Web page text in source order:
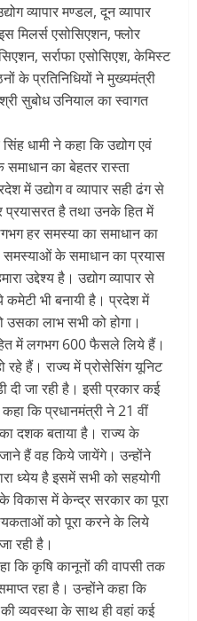
व्यापार मण्डल, दून व्यापार
मिलर्स एसोसिएशन, फ्लोर
सर्राफा एसोसिएश, केमिस्ट
के प्रतिनिधियों ने मुख्यमंत्री
सुबोध उनियाल का स्वागत
धामी ने कहा कि उद्योग एवं
का बेहतर रास्ता
में उद्योग व व्यापार सही ढंग से
है तथा उनके हित में
हर समस्या का समाधान का
समस्याओं के समाधान का प्रयास
उद्देश्य है। उद्योग व्यापार से
भी बनायी है। प्रदेश में
उसका लाभ सभी को होगा।
में लगभग 600 फैसले लिये हैं।
रहे हैं। राज्य में प्रोसेसिंग यूनिट
दी जा रही है। इसी प्रकार कई
कि प्रधानमंत्री ने 21 वीं
दशक बताया है। राज्य के
हैं वह किये जायेंगे। उन्होंने
ध्येय है इसमें सभी को सहयोगी
के विकास में केन्द्र सरकार का पूरा
को पूरा करने के लिये
रही है।
कि कृषि कानूनों की वापसी तक
रहा है। उन्होंने कहा कि
व्यवस्था के साथ ही वहां कई